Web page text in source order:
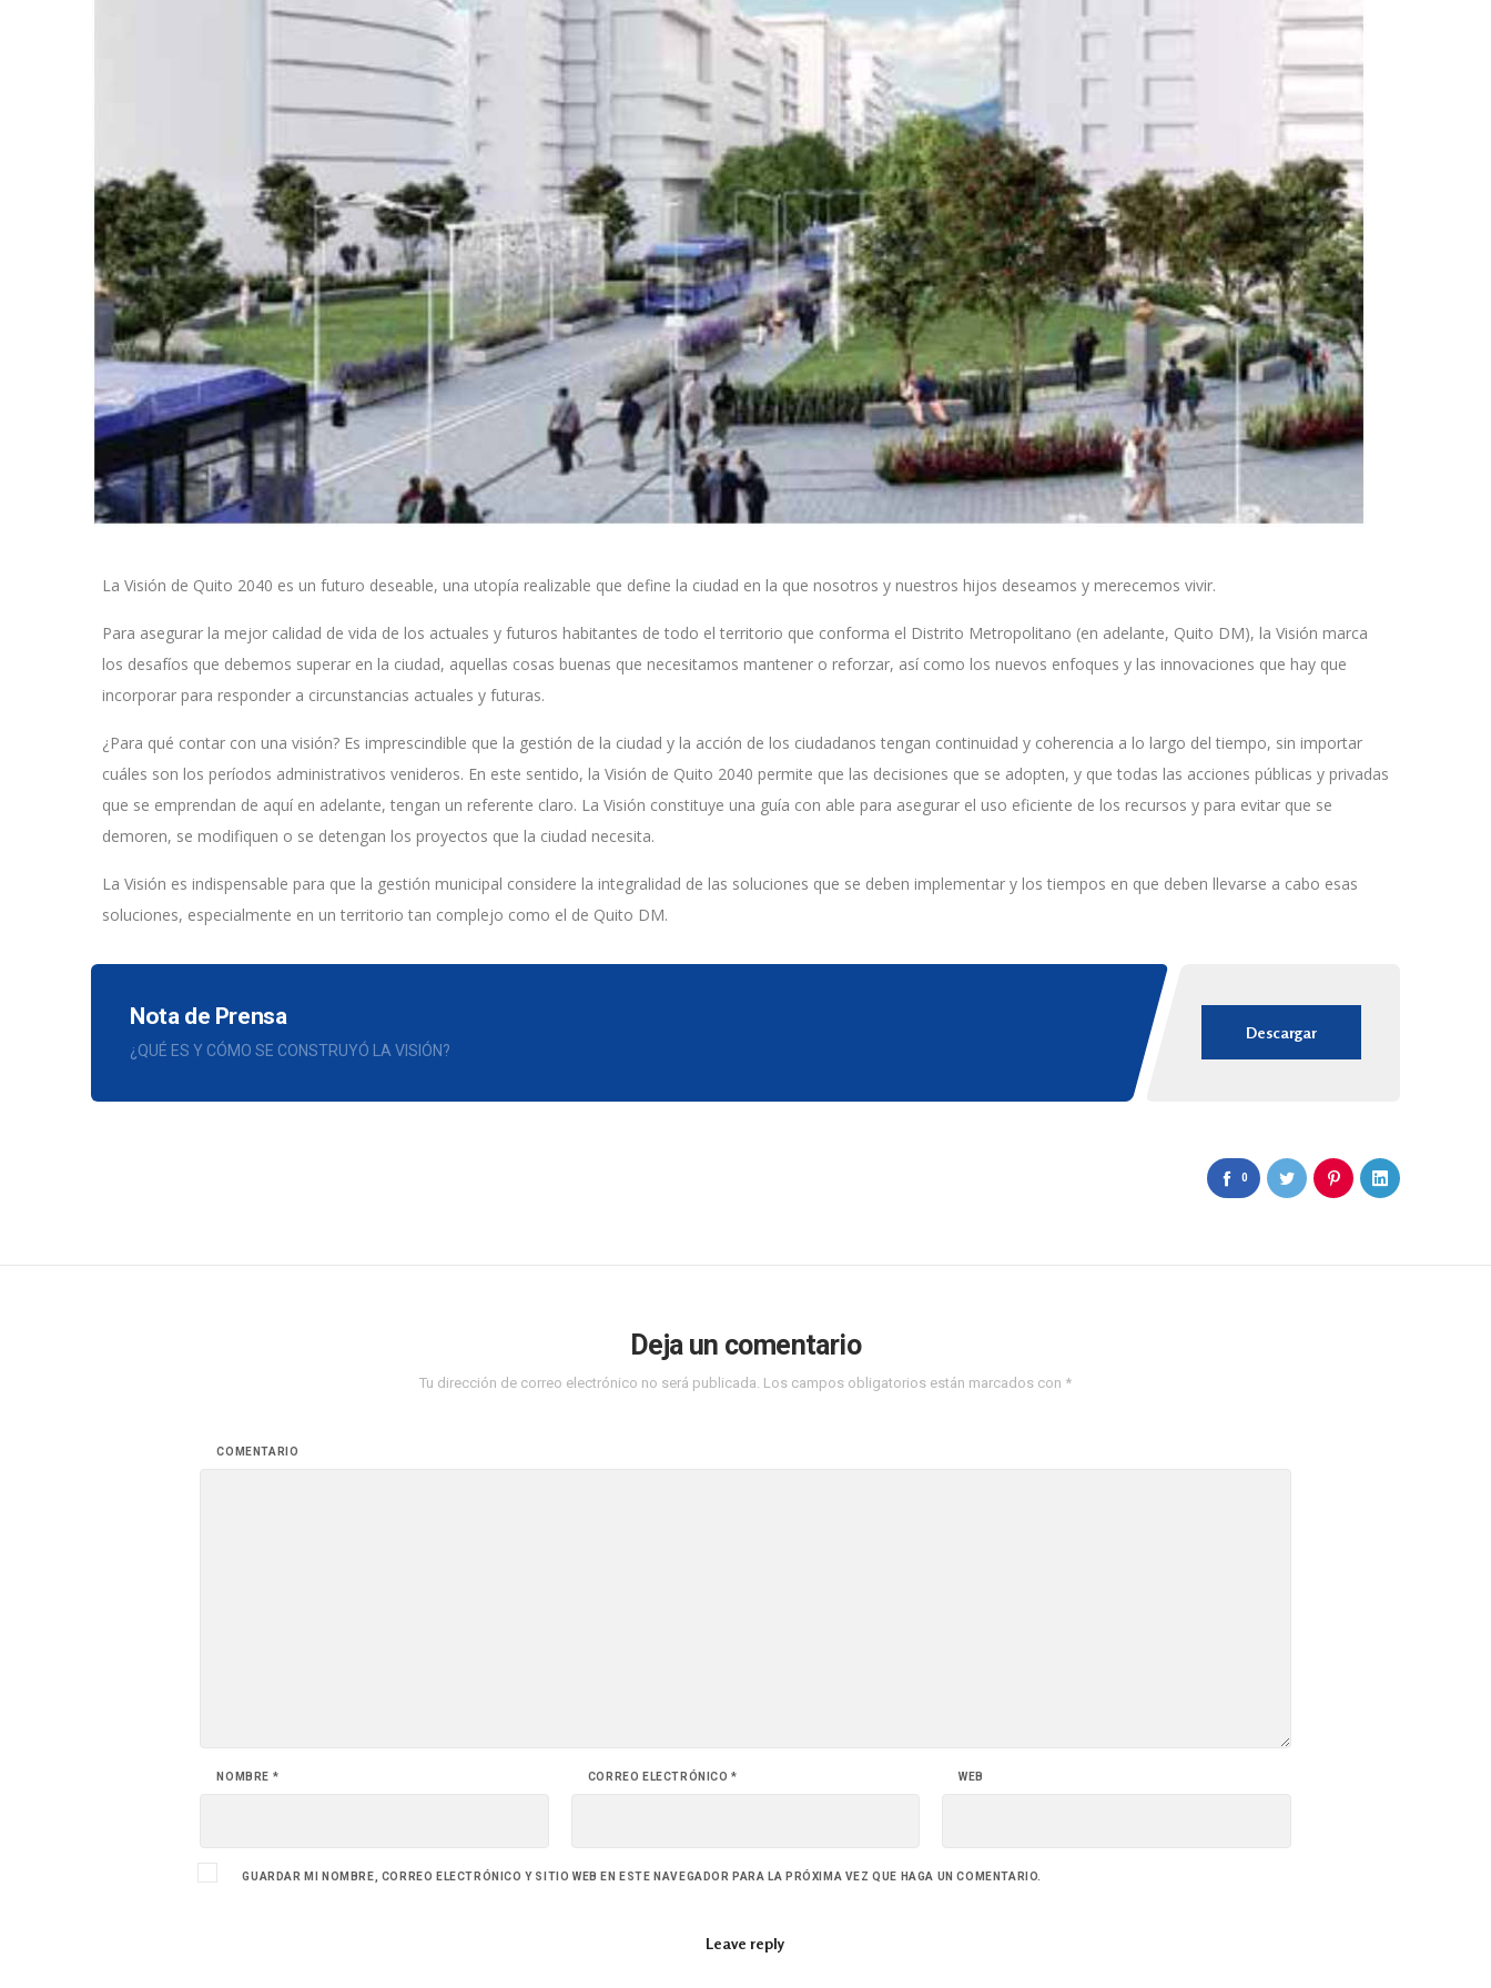
La Visión de Quito 2040 es un futuro deseable, una utopía realizable que define la ciudad en la que nosotros y nuestros hijos deseamos y merecemos vivir.
Para asegurar la mejor calidad de vida de los actuales y futuros habitantes de todo el territorio que conforma el Distrito Metropolitano (en adelante, Quito DM), la Visión marca
los desafíos que debemos superar en la ciudad, aquellas cosas buenas que necesitamos mantener o reforzar, así como los nuevos enfoques y las innovaciones que hay que
incorporar para responder a circunstancias actuales y futuras.
¿Para qué contar con una visión? Es imprescindible que la gestión de la ciudad y la acción de los ciudadanos tengan continuidad y coherencia a lo largo del tiempo, sin importar
cuáles son los períodos administrativos venideros. En este sentido, la Visión de Quito 2040 permite que las decisiones que se adopten, y que todas las acciones públicas y privadas
que se emprendan de aquí en adelante, tengan un referente claro. La Visión constituye una guía con able para asegurar el uso eficiente de los recursos y para evitar que se
demoren, se modifiquen o se detengan los proyectos que la ciudad necesita.
La Visión es indispensable para que la gestión municipal considere la integralidad de las soluciones que se deben implementar y los tiempos en que deben llevarse a cabo esas
soluciones, especialmente en un territorio tan complejo como el de Quito DM.
Nota de Prensa
¿QUÉ ES Y CÓMO SE CONSTRUYÓ LA VISIÓN?
Descargar
0
Deja un comentario
Tu dirección de correo electrónico no será publicada. Los campos obligatorios están marcados con *
COMENTARIO
NOMBRE * CORREO ELECTRÓNICO* WEB
GUARDAR MI NOMBRE, CORREO ELECTRÓNICO Y SITIO WEB EN ESTE NAVEGADOR PARA LA PRÓXIMA VEZ QUE HAGA UN COMENTARIO.